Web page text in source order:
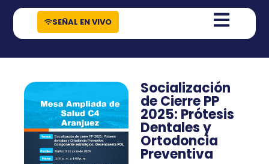
contenido
SEÑAL EN VIVO
Socialización
de Cierre PP
2025: Prótesis
Dentales y
Ortodoncia
Preventiva